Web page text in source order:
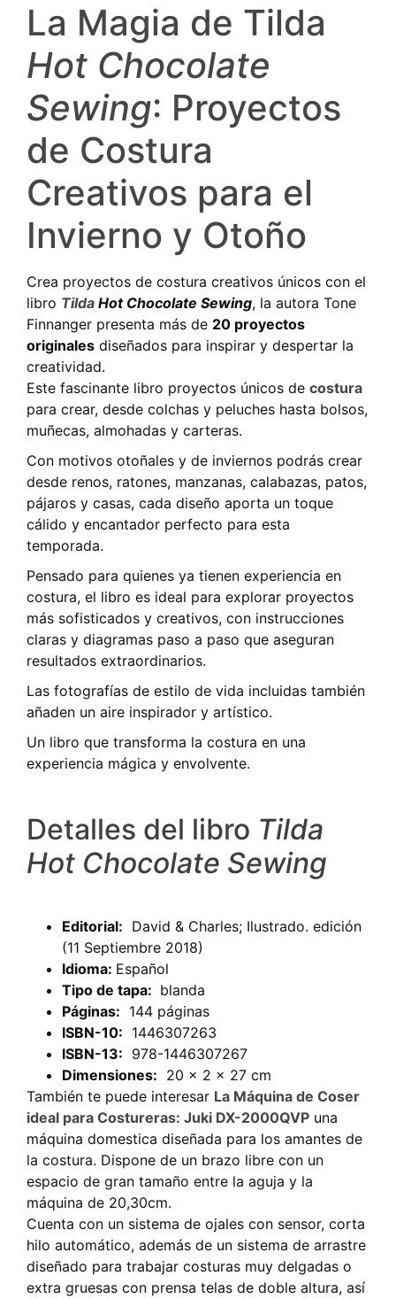
La Magia de Tilda
Hot Chocolate
Sewing: Proyectos
de Costura
Creativos para el
Invierno y Otoño
Crea proyectos de costura creativos únicos con el
libro Tilda Hot Chocolate Sewing, la autora Tone
Finnanger presenta más de 20 proyectos
originales diseñados para inspirar y despertar la
creatividad.
Este fascinante libro proyectos únicos de costura
para crear, desde colchas y peluches hasta bolsos,
muñecas, almohadas y carteras.
Con motivos otoñales y de inviernos podrás crear
desde renos, ratones, manzanas, calabazas, patos,
pájaros y casas, cada diseño aporta un toque
cálido y encantador perfecto para esta
temporada.
Pensado para quienes ya tienen experiencia en
costura, el libro es ideal para explorar proyectos
más sofisticados y creativos, con instrucciones
claras y diagramas paso a paso que aseguran
resultados extraordinarios.
Las fotografías de estilo de vida incluidas también
añaden un aire inspirador y artístico.
Un libro que transforma la costura en una
experiencia mágica y envolvente.
Detalles del libro Tilda
Hot Chocolate Sewing
Editorial: David & Charles; Ilustrado. edición
(11 Septiembre 2018)
Idioma: ‎ Español
Tipo de tapa:
Páginas: 144 páginas
ISBN-10: 1446307263
ISBN-13: 978-1446307267
Dimensiones: 20 x 2 x 27 cm
También te puede interesar La Máquina de Coser
ideal para Costureras: Juki DX-2000QVP una
máquina domestica diseñada para los amantes de
la costura. Dispone de un brazo libre con un
espacio de gran tamaño entre la aguja y la
máquina de 20,30cm.
Cuenta con un sistema de ojales con sensor, corta
hilo automático, además de un sistema de arrastre
diseñado para trabajar costuras muy delgadas o
extra gruesas con prensa telas de doble altura, así